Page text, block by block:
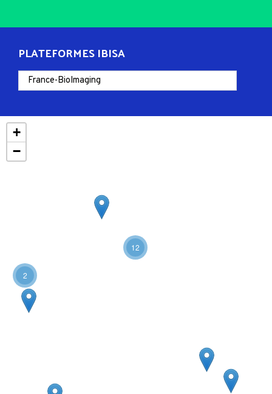
PLATEFORMES IBISA
12
2
+
−